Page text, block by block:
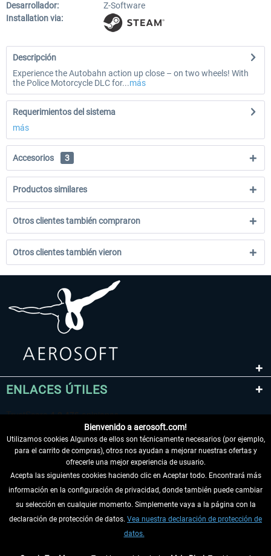
Desarrollador:
Z-Software
Installation via:
Descripción
Experience the Autobahn action up close – on two wheels! With
the Police Motorcycle DLC for...más
Requerimientos del sistema
más
Accesorios 3
Productos similares
Otros clientes también compraron
Otros clientes también vieron
ENLACES ÚTILES
DESISTIR DEL CONTRATO
INFORMACIÓN
Bienvenido a aerosoft.com!
Utilizamos cookies Algunos de ellos son técnicamente necesarios (por ejemplo,
para el carrito de compras), otros nos ayudan a mejorar nuestras ofertas y
ofrecerle una mejor experiencia de usuario.
Acepta las siguientes cookies haciendo clic en Aceptar todo. Encontrará más
información en la configuración de privacidad, donde también puede cambiar
su selección en cualquier momento. Simplemente vaya a la página con la
declaración de protección de datos. Vea nuestra declaración de protección de
datos.